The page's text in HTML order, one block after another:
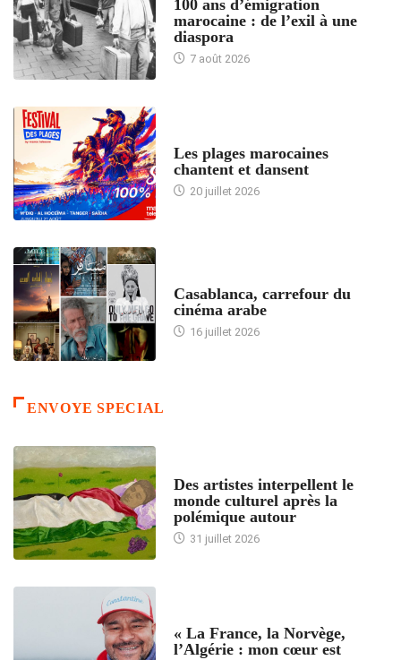
100 ans d’émigration
marocaine : de l’exil à une
diaspora
7 août 2026
Les plages marocaines
chantent et dansent
20 juillet 2026
Casablanca, carrefour du
cinéma arabe
16 juillet 2026
ENVOYE SPECIAL
Des artistes interpellent le
monde culturel après la
polémique autour
31 juillet 2026
« La France, la Norvège,
l’Algérie : mon cœur est